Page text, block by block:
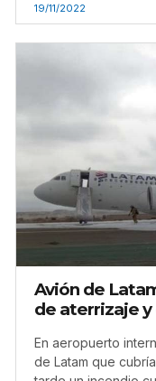
19/11/2022
Avión de
de aterrizaje y
En aeropuerto
de Latam que